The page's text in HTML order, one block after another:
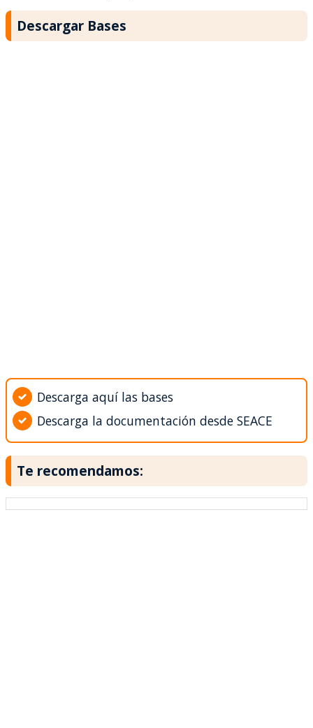
Descargar Bases
Descarga aquí las bases
Descarga la documentación desde SEACE
Te recomendamos: